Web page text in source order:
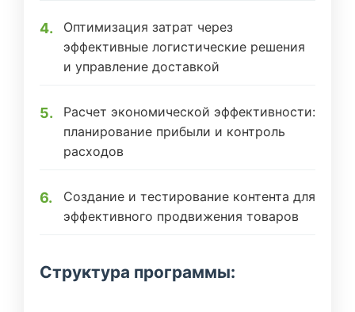
Оптимизация затрат через
эффективные логистические решения
и управление доставкой
Расчет экономической эффективности:
планирование прибыли и контроль
расходов
Создание и тестирование контента для
эффективного продвижения товаров
Структура программы: